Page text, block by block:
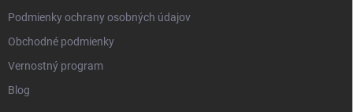
Podmienky ochrany osobných údajov
Obchodné podmienky
Vernostný program
Blog